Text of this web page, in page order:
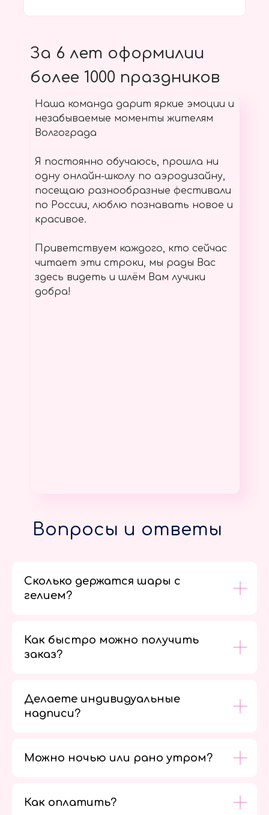
За 6 лет оформилии
более 1000 праздников
Наша команда дарит яркие эмоции и
незабываемые моменты жителям
Волгограда
Я постоянно обучаюсь, прошла ни
одну онлайн-школу по аэродизайну,
посещаю разнообразные фестивали
по России, люблю познавать новое и
красивое.
Приветствуем каждого, кто сейчас
читает эти строки, мы рады Вас
здесь видеть и шлём Вам лучики
добра!
Вопросы и ответы
Сколько держатся шары с
гелием?
Как быстро можно получить
заказ?
Делаете индивидуальные
надписи?
Можно ночью или рано утром?
Как оплатить?